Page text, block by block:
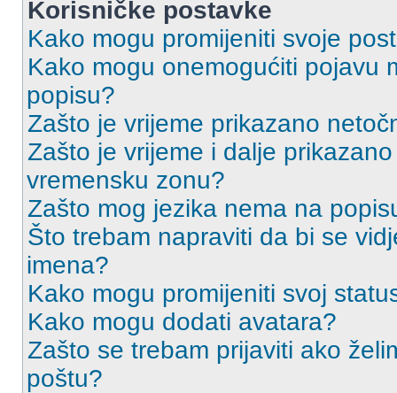
Korisničke postavke
Kako mogu promijeniti svoje
Kako mogu onemogućiti pojavu
popisu?
Zašto je vrijeme prikazano
Zašto je vrijeme i dalje
vremensku zonu?
Zašto mog jezika nema na
Što trebam napraviti da bi se
imena?
Kako mogu promijeniti svoj
Kako mogu dodati avatara?
Zašto se trebam prijaviti ako
poštu?